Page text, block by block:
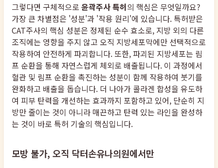
그렇다면 구체적으로 윤곽주사 특허의 핵심은 무엇일까요?
가장 큰 차별점은 '성분'과 '작용 원리'에 있습니다. 특허받은
CAT주사의 핵심 성분은 정제된 순수 효소로, 지방 외의 다른
조직에는 영향을 주지 않고 오직 지방세포막에만 선택적으로
작용하여 안전하게 파괴합니다. 또한, 파괴된 지방세포는 림
프 순환을 통해 자연스럽게 체외로 배출됩니다. 이 과정에서
혈관 및 림프 순환을 촉진하는 성분이 함께 작용하여 붓기를
완화하고 배출을 돕습니다. 더 나아가 콜라겐 합성을 유도하
여 피부 탄력을 개선하는 효과까지 포함하고 있어, 단순히 지
방만 줄이는 것이 아니라 매끈하고 탄력 있는 라인을 완성하
는 것이 바로 특허 기술의 핵심입니다.
모방 불가, 오직 닥터손유나의원에서만